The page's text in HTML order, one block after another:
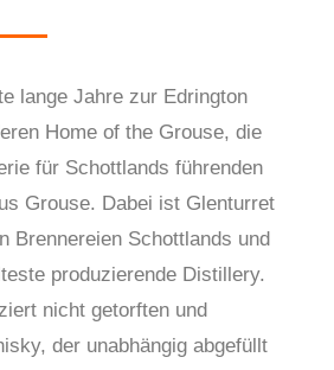
lange Jahre zur Edrington
Home of the Grouse, die
für Schottlands führenden
Grouse. Dabei ist Glenturret
Brennereien Schottlands und
produzierende Distillery.
nicht getorften und
der unabhängig abgefüllt